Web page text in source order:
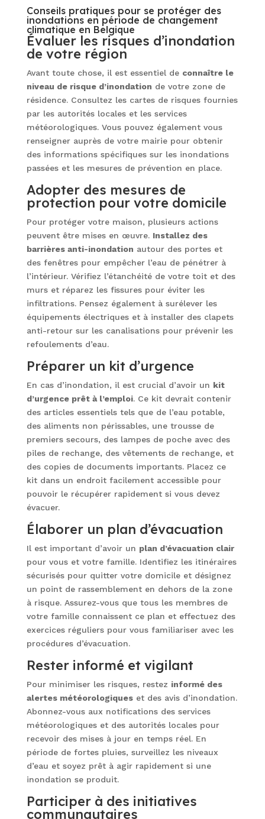
Conseils pratiques pour se protéger des
inondations en période de changement
climatique en Belgique
Évaluer les risques d’inondation
de votre région
Avant toute chose, il est essentiel de connaître le
niveau de risque d’inondation de votre zone de
résidence. Consultez les cartes de risques fournies
par les autorités locales et les services
météorologiques. Vous pouvez également vous
renseigner auprès de votre mairie pour obtenir
des informations spécifiques sur les inondations
passées et les mesures de prévention en place.
Adopter des mesures de
protection pour votre domicile
Pour protéger votre maison, plusieurs actions
peuvent être mises en œuvre. Installez des
barrières anti-inondation autour des portes et
des fenêtres pour empêcher l’eau de pénétrer à
l’intérieur. Vérifiez l’étanchéité de votre toit et des
murs et réparez les fissures pour éviter les
infiltrations. Pensez également à surélever les
équipements électriques et à installer des clapets
anti-retour sur les canalisations pour prévenir les
refoulements d’eau.
Préparer un kit d’urgence
En cas d’inondation, il est crucial d’avoir un kit
d’urgence prêt à l’emploi. Ce kit devrait contenir
des articles essentiels tels que de l’eau potable,
des aliments non périssables, une trousse de
premiers secours, des lampes de poche avec des
piles de rechange, des vêtements de rechange, et
des copies de documents importants. Placez ce
kit dans un endroit facilement accessible pour
pouvoir le récupérer rapidement si vous devez
évacuer.
Élaborer un plan d’évacuation
Il est important d’avoir un plan d’évacuation clair
pour vous et votre famille. Identifiez les itinéraires
sécurisés pour quitter votre domicile et désignez
un point de rassemblement en dehors de la zone
à risque. Assurez-vous que tous les membres de
votre famille connaissent ce plan et effectuez des
exercices réguliers pour vous familiariser avec les
procédures d’évacuation.
Rester informé et vigilant
Pour minimiser les risques, restez informé des
alertes météorologiqueset des avis d’inondation.
Abonnez-vous aux notifications des services
météorologiques et des autorités locales pour
recevoir des mises à jour en temps réel. En
période de fortes pluies, surveillez les niveaux
d’eau et soyez prêt à agir rapidement si une
inondation se produit.
Participer à des initiatives
communautaires